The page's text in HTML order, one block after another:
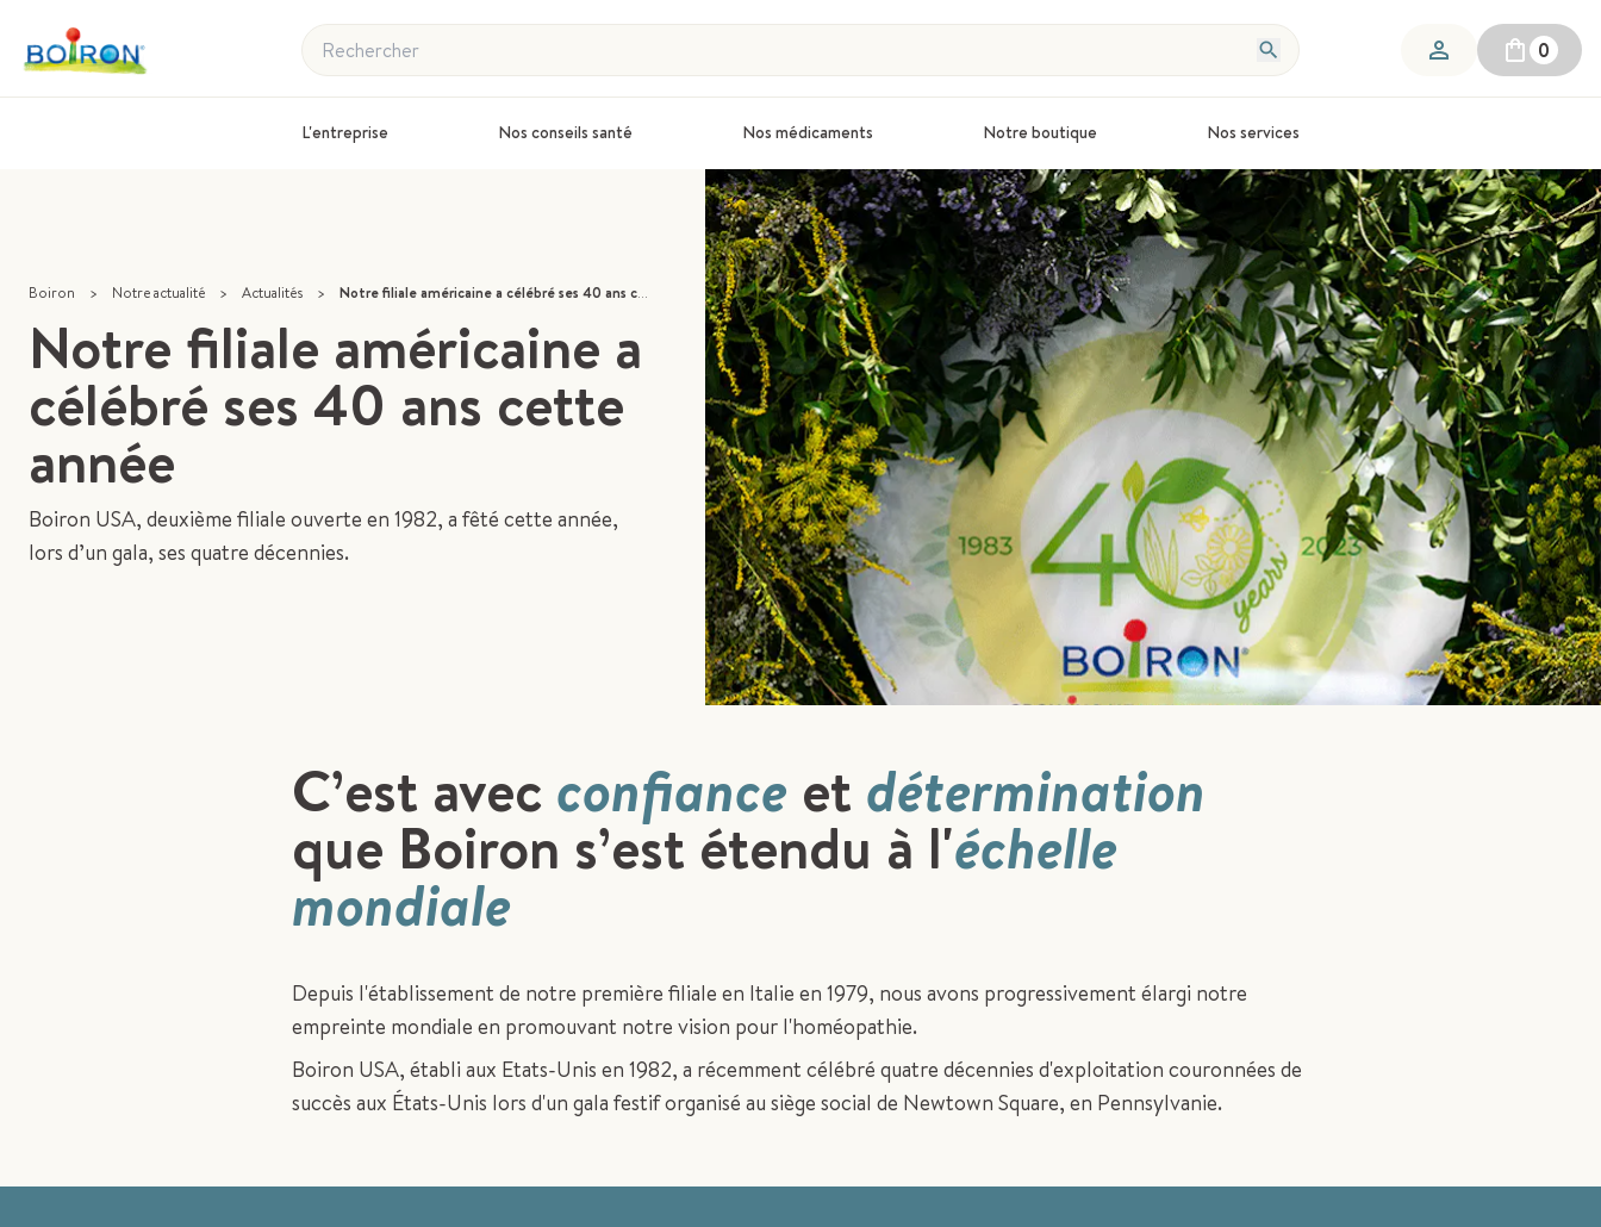
Rechercher 0
L'entreprise Nos conseils santé Nos médicaments Notre boutique Nos services
Boiron > Notre actualité > Actualités > Notre filiale américaine a célébré ses 40 ans cette année
Notre filiale américaine a
célébré ses 40 ans cette
année
Boiron USA, deuxième filiale ouverte en 1982, a fêté cette année,
lors d’un gala, ses quatre décennies.
C’est avec confiance et détermination
que Boiron s’est étendu à l'échelle
mondiale
Depuis l'établissement de notre première filiale en Italie en 1979, nous avons progressivement élargi notre
empreinte mondiale en promouvant notre vision pour l'homéopathie.
Boiron USA, établi aux Etats-Unis en 1982, a récemment célébré quatre décennies d'exploitation couronnées de
succès aux États-Unis lors d'un gala festif organisé au siège social de Newtown Square, en Pennsylvanie.